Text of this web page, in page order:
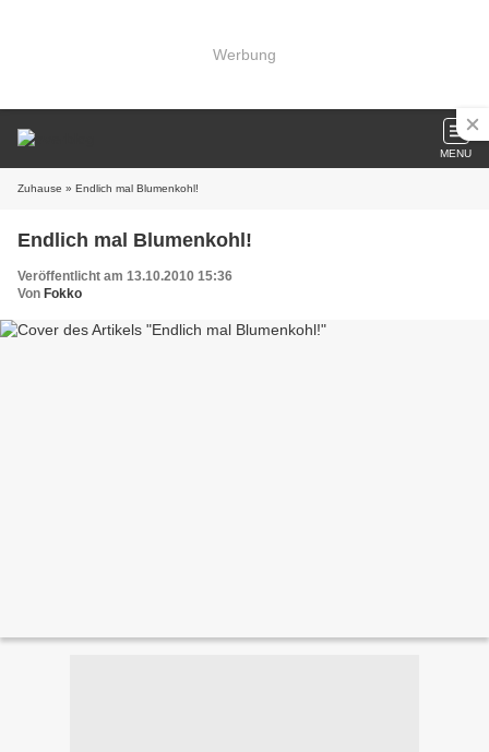
Werbung
MENU
Zuhause » Endlich mal Blumenkohl!
Endlich mal Blumenkohl!
Veröffentlicht am 13.10.2010 15:36
Von Fokko